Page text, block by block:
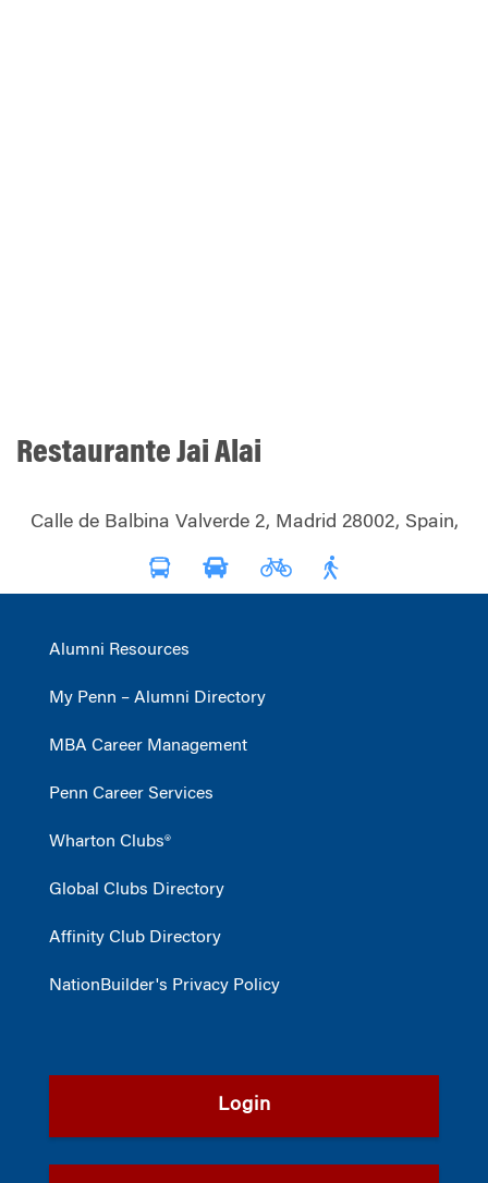
Restaurante Jai Alai
Calle de Balbina Valverde 2, Madrid 28002, Spain,
Alumni Resources
My Penn – Alumni Directory
MBA Career Management
Penn Career Services
Wharton Clubs®
Global Clubs Directory
Affinity Club Directory
NationBuilder's Privacy Policy
Login